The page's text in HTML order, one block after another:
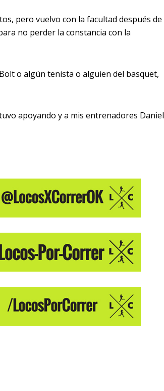
pero vuelvo con la facultad después de
no perder la constancia con la
o algún tenista o alguien del basquet,
apoyando y a mis entrenadores Daniel